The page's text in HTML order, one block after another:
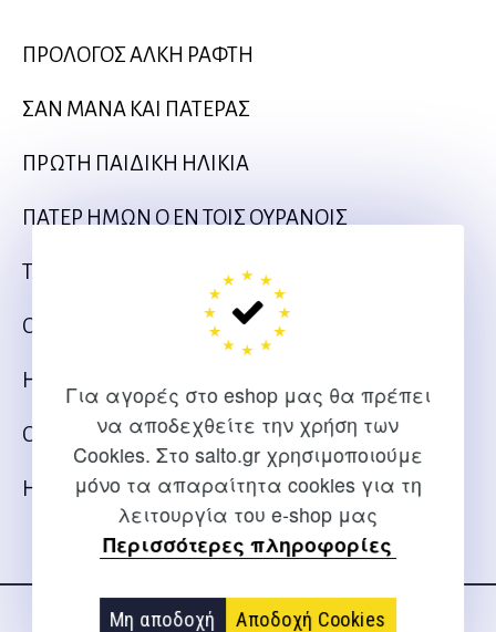
Για αγορές στο eshop μας θα πρέπει
να αποδεχθείτε την χρήση των
Cookies. Στο salto.gr χρησιμοποιούμε
μόνο τα απαραίτητα cookies για τη
λειτουργία του e-shop μας
Περισσότερες πληροφορίες
Μη αποδοχή Αποδοχή Cookies
ΠΡΟΛΟΓΟΣ ΑΛΚΗ ΡΑΦΤΗ
ΣΑΝ ΜΑΝΑ ΚΑΙ ΠΑΤΕΡΑΣ
ΠΡΩΤΗ ΠΑΙΔΙΚΗ ΗΛΙΚΙΑ
ΠΑΤΕΡ ΗΜΩΝ Ο ΕΝ ΤΟΙΣ ΟΥΡΑΝΟΙΣ
ΤΑ ΠΑΙΔΙΑ ΤΗΣ ΔΗΜΟΚΡΑΤΙΑΣ
ΟΙ ΜΑΘΗΤΕΙΕΣ
Η ΣΚΛΗΡΗ ΖΩΗ
ΟΙ ΠΛΟΥΣΙΕΣ ΩΡΕΣ
Η ΚΕΝΗ ΔΙΑΘΗΚΗ
στα social media